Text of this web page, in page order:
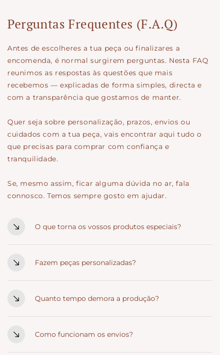
Perguntas Frequentes (F.A.Q)
Antes de escolheres a tua peça ou finalizares a
encomenda, é normal surgirem perguntas. Nesta FAQ
reunimos as respostas às questões que mais
recebemos — explicadas de forma simples, directa e
com a transparência que gostamos de manter.
Quer seja sobre personalização, prazos, envios ou
cuidados com a tua peça, vais encontrar aqui tudo o
que precisas para comprar com confiança e
tranquilidade.
Se, mesmo assim, ficar alguma dúvida no ar, fala
connosco. Temos sempre gosto em ajudar.
O que torna os vossos produtos especiais?
Materiais de qualidade, acabamentos cuidados e um
Fazem peças personalizadas?
que tornam cada peça verdadeiramente única. Se
Quanto tempo demora a produção?
média, varia entre 3 e 7 dias úteis. Em épocas mais
Como funcionam os envios?